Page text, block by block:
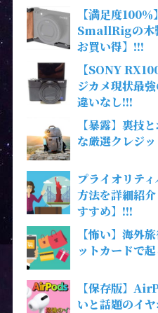
【満足度100
SmallRigの木
お買い得】!!!
【SONY
ジカメ現状最
違いなし!!!
【暴露】裏技
な厳選クレジ
プライオリテ
方法を詳細紹
すすめ】!!!
【怖い】海外
ットカードで
【保存版】
いと話題のイヤ